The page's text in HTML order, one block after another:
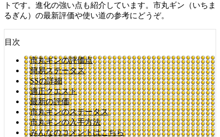
トです。進化の強い点も紹介しています。市丸ギン（いちま
るぎん）の最新評価や使い道の参考にどうぞ。
目次
市丸ギンの評価点
簡易ステータス
SSの詳細
適正クエスト
最新の評価
市丸ギンのステータス
市丸ギンの入手方法
みんなのコメントはこちら